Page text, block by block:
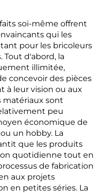
soi-même offrent
qui les
pour les bricoleurs
d'abord, la
illimitée,
concevoir des pièces
à leur vision ou aux
matériaux sont
peu
économique de
un hobby. La
que les produits
quotidienne tout en
de fabrication
aux projets
en petites séries. La